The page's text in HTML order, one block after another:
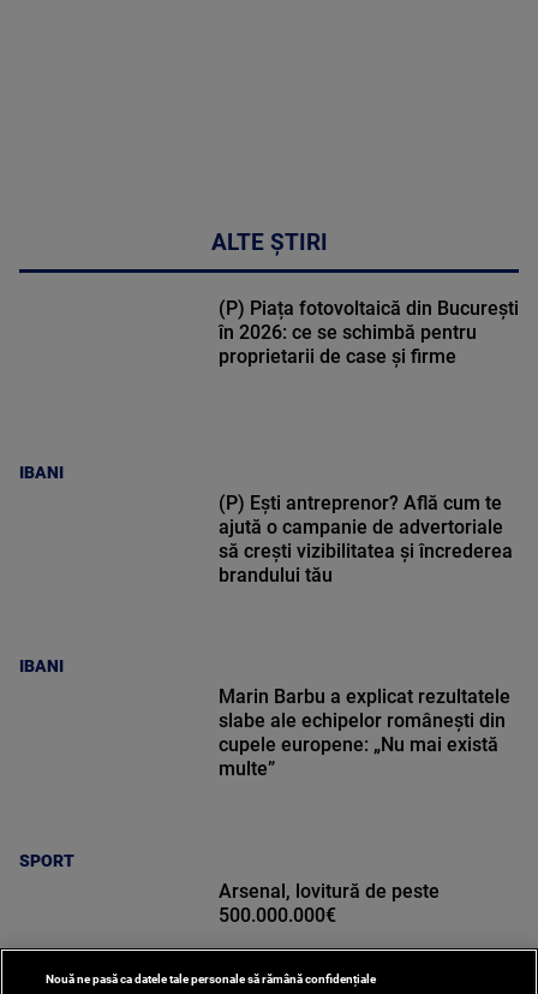
ALTE ȘTIRI
IBANI
(P) Piața fotovoltaică din București
în 2026: ce se schimbă pentru
proprietarii de case și firme
IBANI
(P) Ești antreprenor? Află cum te
ajută o campanie de advertoriale
să crești vizibilitatea și încrederea
brandului tău
SPORT
Marin Barbu a explicat rezultatele
slabe ale echipelor românești din
cupele europene: „Nu mai există
multe”
Arsenal, lovitură de peste
500.000.000€
Nouă ne pasă ca datele tale personale să rămână confidențiale